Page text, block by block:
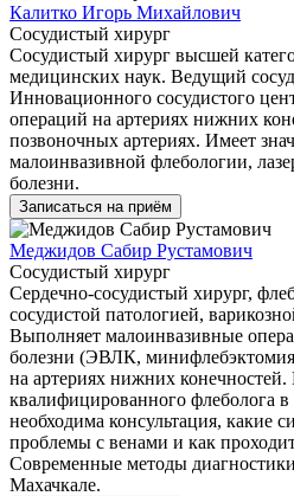
Калитко Игорь Михайлович
Сосудистый хирург
Сосудистый хирург высшей
медицинских наук. Ведущий
Инновационного сосудистого
операций на артериях нижних
позвоночных артериях. Имеет
малоинвазивной флебологии,
болезни.
Записаться на приём
Меджидов Сабир Рустамович
Сосудистый хирург
Сердечно-сосудистый хирург,
сосудистой патологией,
Выполняет малоинвазивные
болезни (ЭВЛК,
на артериях нижних
квалифицированного флеболога в
необходима консультация, какие
проблемы с венами и как
Современные методы
Махачкале.